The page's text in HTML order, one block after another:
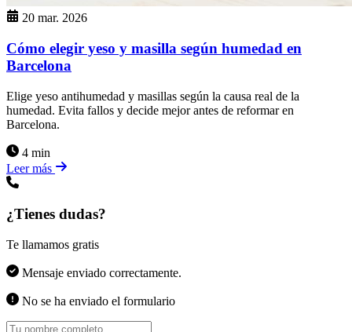
20 mar. 2026
Cómo elegir yeso y masilla según humedad en
Barcelona
Elige yeso antihumedad y masillas según la causa real de la
humedad. Evita fallos y decide mejor antes de reformar en
Barcelona.
4 min
Leer más
¿Tienes dudas?
Te llamamos gratis
Mensaje enviado correctamente.
No se ha enviado el formulario